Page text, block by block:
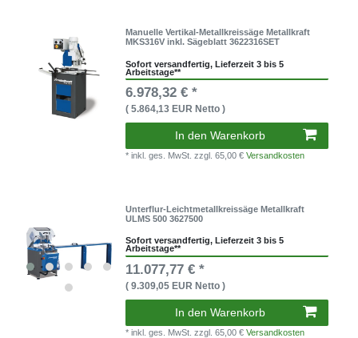
Manuelle Vertikal-Metallkreissäge Metallkraft
MKS316V inkl. Sägeblatt 3622316SET
Sofort versandfertig, Lieferzeit 3 bis 5
Arbeitstage**
6.978,32 € *
( 5.864,13 EUR Netto )
In den Warenkorb
* inkl. ges. MwSt.zzgl. 65,00 €Versandkosten
Unterflur-Leichtmetallkreissäge Metallkraft
ULMS 500 3627500
Sofort versandfertig, Lieferzeit 3 bis 5
Arbeitstage**
11.077,77 € *
( 9.309,05 EUR Netto )
In den Warenkorb
* inkl. ges. MwSt.zzgl. 65,00 €Versandkosten